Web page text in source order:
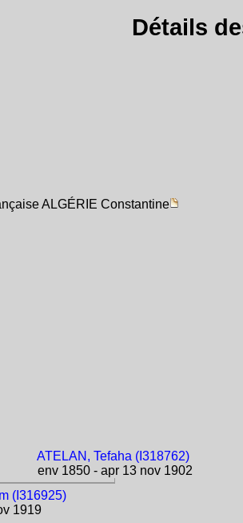
Détails
ALGÉRIE Constantine
ATELAN, Tefaha (I318762)
env 1850 - apr 13 nov 1902
(I316925)
1919